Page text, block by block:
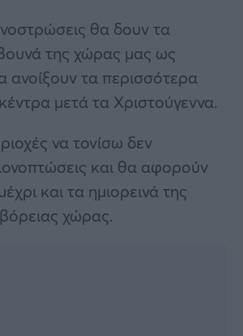
θα δουν τα
της χώρας μας ως
ανοίξουν τα περισσότερα
μετά τα Χριστούγεννα.
να τονίσω δεν
και θα αφορούν
και τα ημιορεινά της
χώρας.